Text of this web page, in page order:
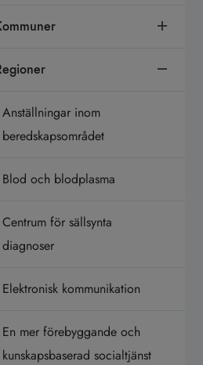
Anställningar inom
beredskapsområdet
Blod och blodplasma
Centrum för sällsynta
diagnoser
Elektronisk kommunikation
En mer förebyggande och
kunskapsbaserad socialtjänst